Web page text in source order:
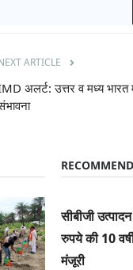
ARTICLE
अलर्ट: उत्तर व मध्य
सीबीजी
रुपये की 10
मंजूरी
उत्तराखंड के गांवों में
उत्तराखंड के सीढ़ीदार खेतों में
कई...